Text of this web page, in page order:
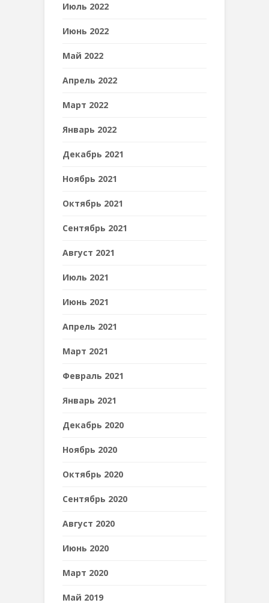
Июль 2022
Июнь 2022
Май 2022
Апрель 2022
Март 2022
Январь 2022
Декабрь 2021
Ноябрь 2021
Октябрь 2021
Сентябрь 2021
Август 2021
Июль 2021
Июнь 2021
Апрель 2021
Март 2021
Февраль 2021
Январь 2021
Декабрь 2020
Ноябрь 2020
Октябрь 2020
Сентябрь 2020
Август 2020
Июнь 2020
Март 2020
Май 2019